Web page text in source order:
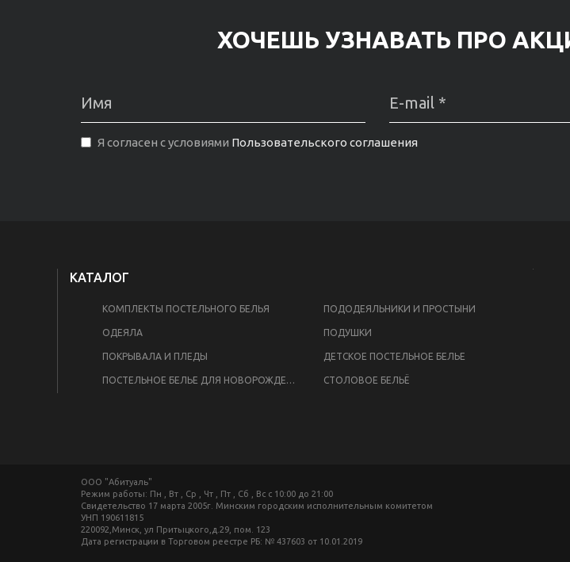
ХОЧЕШЬ УЗНАВАТЬ ПРО
Я согласен с условиями Пользовательского соглашения
КАТАЛОГ
КОМПЛЕКТЫ ПОСТЕЛЬНОГО БЕЛЬЯ ПОДОДЕЯЛЬНИКИ И ПРОСТЫНИ
ОДЕЯЛА ПОДУШКИ
ПОКРЫВАЛА И ПЛЕДЫ ДЕТСКОЕ ПОСТЕЛЬНОЕ БЕЛЬЕ
ПОСТЕЛЬНОЕ БЕЛЬЕ ДЛЯ НОВОРОЖДЕННЫХ СТОЛОВОЕ БЕЛЬЁ
ООО "Абитуаль"
Режим работы: Пн , Вт , Ср , Чт , Пт , Сб , Вс c 10:00 до 21:00
Свидетельство 17 марта 2005г. Минским городским исполнительным комитетом
УНП 190611815
220092,Минск, ул Притыцкого,д.29, пом. 123
Дата регистрации в Торговом реестре РБ: № 437603 от 10.01.2019